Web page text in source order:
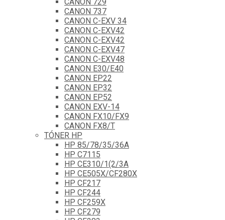
CANON 737
CANON C-EXV 34
CANON C-EXV42
CANON C-EXV42
CANON C-EXV47
CANON C-EXV48
CANON E30/E40
CANON EP22
CANON EP32
CANON EP52
CANON EXV-14
CANON FX10/FX9
CANON FX8/T
TÓNER HP
HP 85/78/35/36A
HP C7115
HP CE310/1(2/3A
HP CE505X/CF280X
HP CF217
HP CF244
HP CF259X
HP CF279